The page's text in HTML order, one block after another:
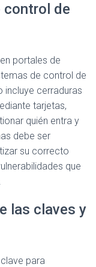
control de
portales de
de control de
cerraduras
tarjetas,
quién entra y
debe ser
su correcto
que
las claves y
para